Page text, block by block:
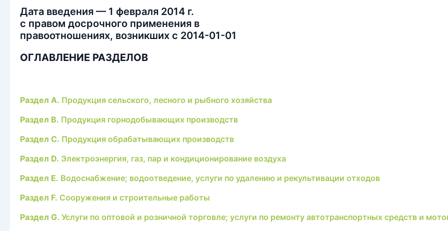
Дата введения — 1 февраля 2014 г.
с правом досрочного применения в
правоотношениях, возникших с 2014-01-01
ОГЛАВЛЕНИЕ РАЗДЕЛОВ
Раздел A. Продукция сельского, лесного и рыбного хозяйства
Раздел B. Продукция горнодобывающих производств
Раздел C. Продукция обрабатывающих производств
Раздел D. Электроэнергия, газ, пар и кондиционирование воздуха
Раздел E. Водоснабжение; водоотведение, услуги по удалению и рекультивации отходов
Раздел F. Сооружения и строительные работы
Раздел G. Услуги по оптовой и розничной торговле; услуги по ремонту автотранспортных средств и